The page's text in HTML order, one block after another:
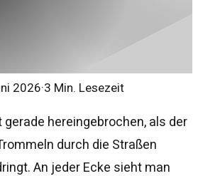
2026·3 Min. Lesezeit
gerade hereingebrochen, als der
durch die Straßen
An jeder Ecke sieht man